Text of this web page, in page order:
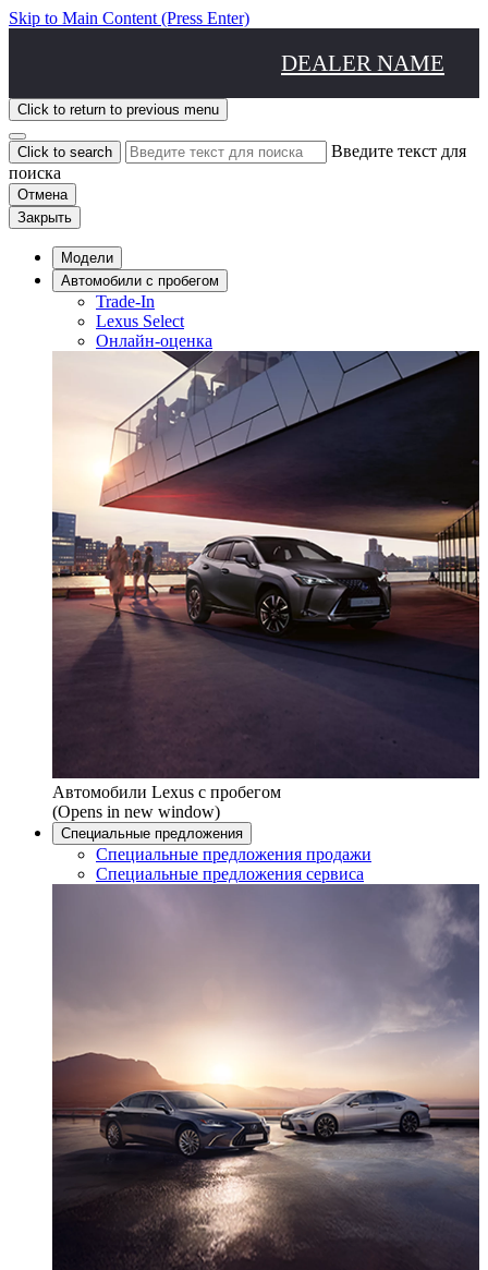
Skip to Main Content (Press Enter)
DEALER NAME
Click to return to previous menu
Click to search
Введите текст для
поиска
Отмена
Закрыть
Модели
Aвтомобили с пробегом
Trade-In
Lexus Select
Онлайн-оценка
Автомобили Lexus с пробегом
(Opens in new window)
Специальные предложения
Специальные предложения продажи
Специальные предложения сервиса